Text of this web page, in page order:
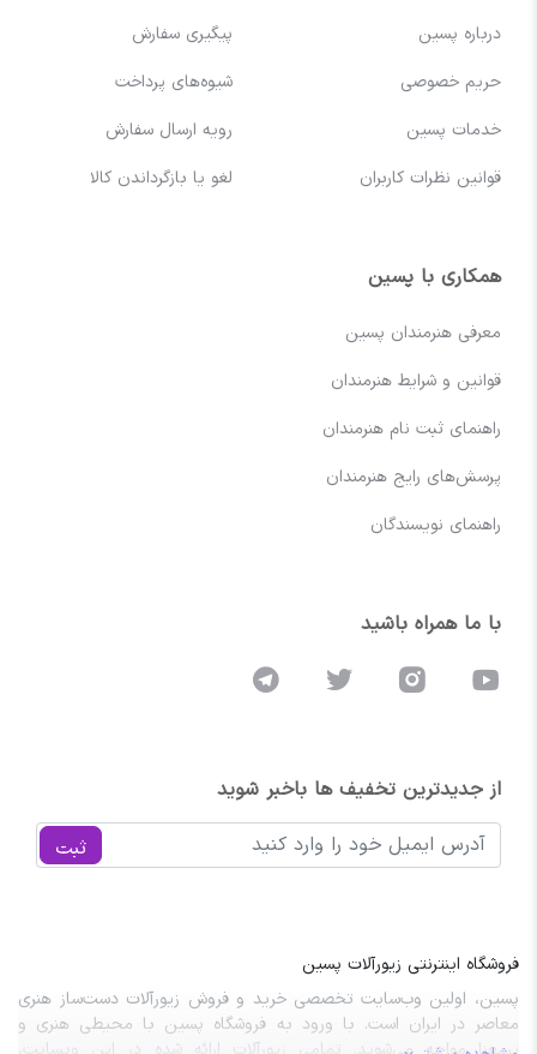
درباره پسین
حریم خصوصی
خدمات پسین
قوانین نظرات کاربران
پیگیری سفارش
شیوه‌های پرداخت
رویه ارسال سفارش
لغو یا بازگرداندن کالا
همکاری با پسین
معرفی هنرمندان پسین
قوانین و شرایط هنرمندان
راهنمای ثبت نام هنرمندان
پرسش‌های رایج هنرمندان
راهنمای نویسندگان
با ما همراه باشید
از جدیدترین تخفیف ها باخبر شوید
ثبت
فروشگاه اینترنتی زیورآلات پسین
پسین، اولین وب‌سایت تخصصی خرید و فروش زیورآلات دست‌ساز هنری
معاصر در ایران است. با ورود به فروشگاه پسین با محیطی هنری و